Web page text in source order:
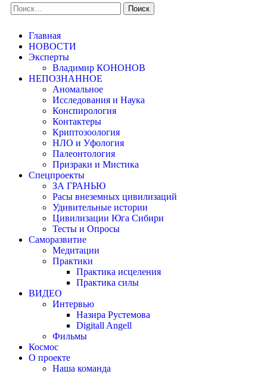
Главная
НОВОСТИ
Эксперты
Владимир КОНОНОВ
НЕПОЗНАННОЕ
Аномальное
Исследования и Наука
Конспирология
Контактеры
Криптозоология
НЛО и Уфология
Палеонтология
Призраки и Мистика
Спецпроекты
ЗА ГРАНЬЮ
Расы внеземных цивилизаций
Удивительные истории
Цивилизации Юга Сибири
Тесты и Опросы
Саморазвитие
Медитации
Практики
Практика исцеления
Практика силы
ВИДЕО
Интервью
Назира Рустемова
Digitall Angell
Фильмы
Космос
О проекте
Наша команда